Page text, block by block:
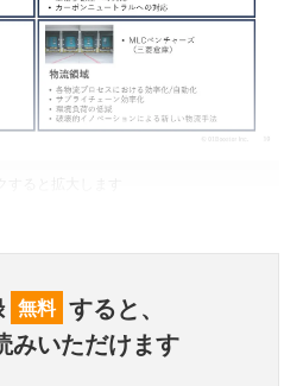
無料 すると、
みいただけます